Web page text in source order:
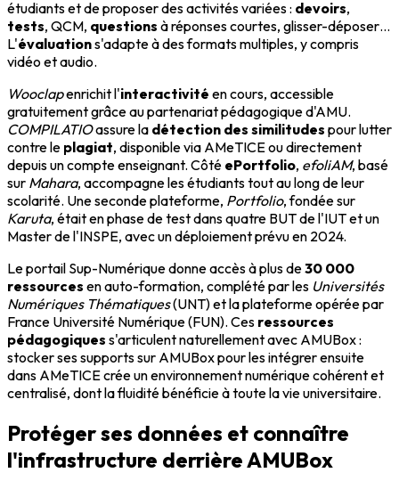
étudiants et de proposer des activités variées : devoirs,
tests, QCM, questions à réponses courtes, glisser-déposer…
L'évaluations'adapte à des formats multiples, y compris
vidéo et audio.
Wooclapenrichit l'interactivité en cours, accessible
gratuitement grâce au partenariat pédagogique d'AMU.
COMPILATIOassure la détection des similitudes pour lutter
contre le plagiat, disponible via AMeTICE ou directement
depuis un compte enseignant. Côté ePortfolio, efoliAM, basé
sur Mahara, accompagne les étudiants tout au long de leur
scolarité. Une seconde plateforme, Portfolio, fondée sur
Karuta, était en phase de test dans quatre BUT de l'IUT et un
Master de l'INSPE, avec un déploiement prévu en 2024.
Le portail Sup-Numérique donne accès à plus de30 000
ressources en auto-formation, complété par les Universités
Numériques Thématiques(UNT) et la plateforme opérée par
France Université Numérique (FUN). Ces ressources
pédagogiques s'articulent naturellement avec AMUBox :
stocker ses supports sur AMUBox pour les intégrer ensuite
dans AMeTICE crée un environnement numérique cohérent et
centralisé, dont la fluidité bénéficie à toute la vie universitaire.
Protéger ses données et connaître
l'infrastructure derrière AMUBox